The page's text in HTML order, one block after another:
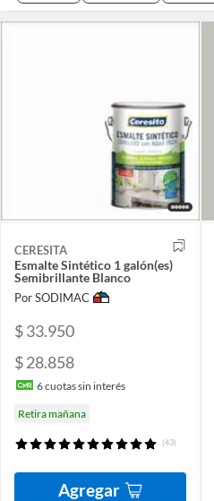
CERESITA
Esmalte Sintético 1 galón(es)
Semibrillante Blanco
Por SODIMAC
$ 33.950
$ 28.858
6cuotas sin interés
Retira mañana
(43)
Agregar